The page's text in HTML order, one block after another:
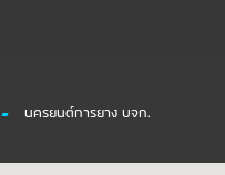
นครยนต์การยาง บจก.